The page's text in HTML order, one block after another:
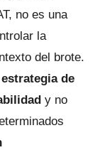
no es una
la
del brote.
de
y no